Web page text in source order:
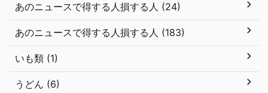
あのニュースで得する人損する人 (24)
あのニュースで得する人損する人 (183)
いも類 (1)
うどん (6)